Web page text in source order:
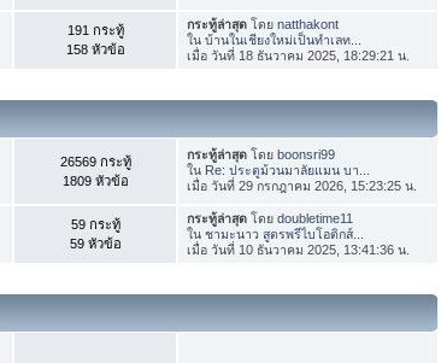
191 กระทู้
158 หัวข้อ
กระทู้ล่าสุด โดยnatthakont
ในบ้านในเชียงใหม่เป็นทำเลท...
เมื่อ วันที่ 18 ธันวาคม 2025, 18:29:21 น.
26569 กระทู้
1809 หัวข้อ
กระทู้ล่าสุด โดยboonsri99
ใน Re: ประตูม้วนมาลัยแมน บา...
เมื่อ วันที่ 29 กรกฎาคม 2026, 15:23:25 น.
59 กระทู้
59 หัวข้อ
กระทู้ล่าสุด โดยdoubletime11
ในชามะนาว สูตรพรีไบโอติกส์...
เมื่อ วันที่ 10 ธันวาคม 2025, 13:41:36 น.